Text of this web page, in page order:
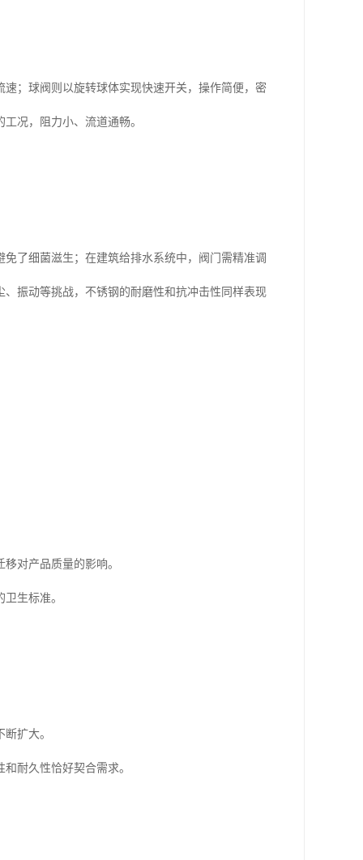
；球阀则以旋转球体实现快速开关，操作简便，密
况，阻力小、流道通畅。
了细菌滋生；在建筑给排水系统中，阀门需精准调
振动等挑战，不锈钢的耐磨性和抗冲击性同样表现
对产品质量的影响。
生标准。
扩大。
耐久性恰好契合需求。